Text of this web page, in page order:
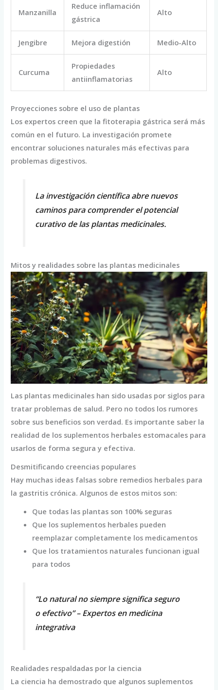
Manzanilla
Reduce inflamación
gástrica
Alto
Jengibre Mejora digestión Medio-Alto
Curcuma
Propiedades
antiinflamatorias
Alto
Proyecciones sobre el uso de plantas
Los expertos creen que la fitoterapia gástrica será más
común en el futuro. La investigación promete
encontrar soluciones naturales más efectivas para
problemas digestivos.
La investigación científica abre nuevos
caminos para comprender el potencial
curativo de las plantas medicinales.
Mitos y realidades sobre las plantas medicinales
Las plantas medicinales han sido usadas por siglos para
tratar problemas de salud. Pero no todos los rumores
sobre sus beneficios son verdad. Es importante saber la
realidad de los suplementos herbales estomacales para
usarlos de forma segura y efectiva.
Desmitificando creencias populares
Hay muchas ideas falsas sobre remedios herbales para
la gastritis crónica. Algunos de estos mitos son:
Que todas las plantas son 100% seguras
Que los suplementos herbales pueden
reemplazar completamente los medicamentos
Que los tratamientos naturales funcionan igual
para todos
“Lo natural no siempre significa seguro
o efectivo” – Expertos en medicina
integrativa
Realidades respaldadas por la ciencia
La ciencia ha demostrado que algunos suplementos